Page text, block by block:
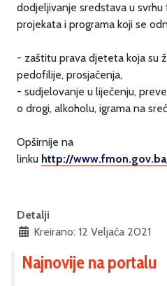
dodjeljivanje sredstava u
projekata i programa koji se
- zaštitu prava djeteta koja su
pedofilije, prosjačenja,
- sudjelovanje u liječenju,
o drogi, alkoholu, igrama na
Opširnije na
linku http://
Detalji
Kreirano: 12 Veljača 2021
Najnovije na portalu